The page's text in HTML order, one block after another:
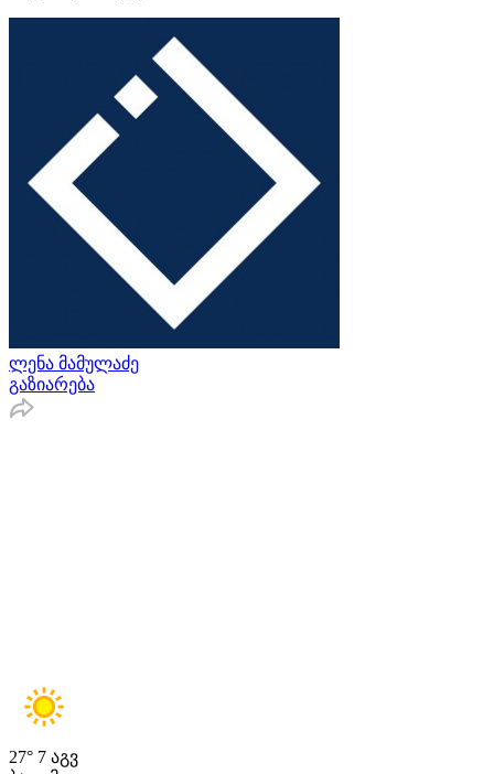
ლენა მამულაძე
გაზიარება
27° 7 აგვ